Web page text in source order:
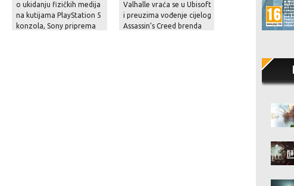
o ukidanju fizičkih medija
na kutijama PlayStation 5
konzola, Sony priprema
Valhalle vraća se u Ubisoft
i preuzima vođenje cijelog
Assassin’s Creed brenda
“zbog trenutne
cijena Switcha 2
skočiti na čak 800